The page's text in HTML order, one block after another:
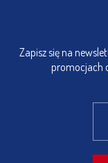
Zapisz się na
promocjach